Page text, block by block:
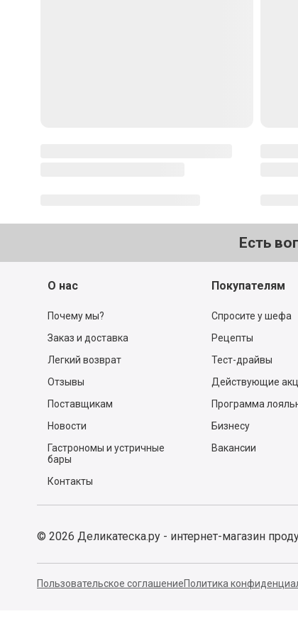
Есть
О нас
Почему мы?
Заказ и доставка
Легкий возврат
Отзывы
Поставщикам
Новости
Гастрономы и устричные
бары
Контакты
Покупателям
Спросите у шефа
Рецепты
Тест-драйвы
Действующие
Программа
Бизнесу
Вакансии
© 2026 Деликатеска.ру - интернет-магазин
Пользовательское соглашениеПолитика